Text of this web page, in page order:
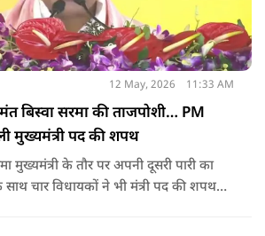
12 May, 2026 11:33 AM
बिस्वा सरमा की ताजपोशी… PM
मुख्यमंत्री पद की शपथ
मुख्यमंत्री के तौर पर अपनी दूसरी पारी का
चार विधायकों ने भी मंत्री पद की शपथ